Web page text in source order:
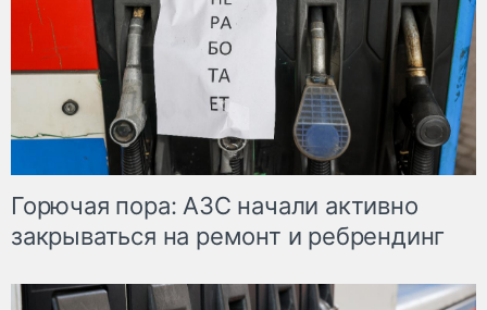
Горючая пора: АЗС начали активно
закрываться на ремонт и ребрендинг